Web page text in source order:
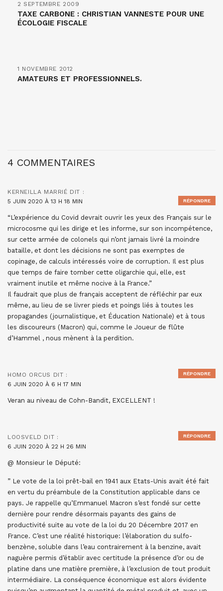
2 SEPTEMBRE 2009
TAXE CARBONE : CHRISTIAN VANNESTE POUR UNE
ÉCOLOGIE FISCALE
1 NOVEMBRE 2012
AMATEURS ET PROFESSIONNELS.
4 COMMENTAIRES
KERNEILLA MARRIÉ DIT :
5 JUIN 2020 À 13 H 18 MIN
“L’expérience du Covid devrait ouvrir les yeux des Français sur le
microcosme qui les dirige et les informe, sur son incompétence,
sur cette armée de colonels qui n’ont jamais livré la moindre
bataille, et dont les décisions ne sont pas exemptes de
copinage, de calculs intéressés voire de corruption. Il est plus
que temps de faire tomber cette oligarchie qui, elle, est
vraiment inutile et même nocive à la France.”
Il faudrait que plus de français acceptent de réfléchir par eux
même, au lieu de se livrer pieds et poings liés à toutes les
propagandes (journalistique, et Éducation Nationale) et à tous
les discoureurs (Macron) qui, comme le Joueur de flûte
d’Hammel , nous mènent à la perdition.
RÉPONDRE
HOMO ORCUS DIT :
6 JUIN 2020 À 6 H 17 MIN
Veran au niveau de Cohn-Bandit, EXCELLENT !
RÉPONDRE
LOOSVELD DIT :
6 JUIN 2020 À 22 H 26 MIN
@ Monsieur le Député:
” Le vote de la loi prêt-bail en 1941 aux Etats-Unis avait été fait
en vertu du préambule de la Constitution applicable dans ce
pays. Je rappelle qu’Emmanuel Macron s’est fondé sur cette
dernière pour rendre désormais payants des gains de
productivité suite au vote de la loi du 20 Décembre 2017 en
France. C’est une réalité historique: l’élaboration du sulfo-
benzène, soluble dans l’eau contrairement à la benzine, avait
naguère permis d’établir avec certitude la présence d’or ou de
platine dans une matière première, à l’exclusion de tout produit
intermédiaire. La conséquence économique est alors évidente
RÉPONDRE